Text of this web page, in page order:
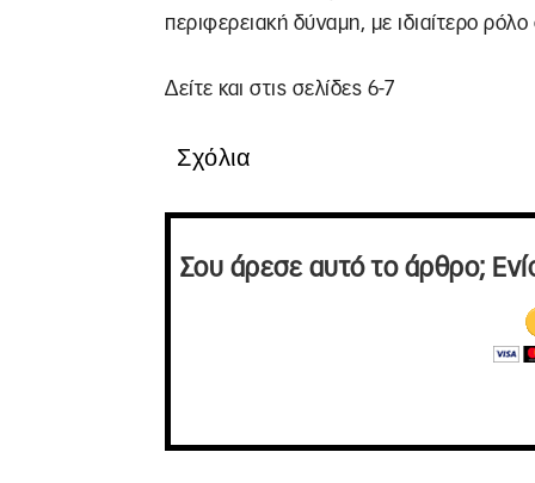
περιφερειακή δύναμη, με ιδιαίτερο ρόλο
Δείτε και στις σελίδες 6-7
Σχόλια
Σου άρεσε αυτό το άρθρο;